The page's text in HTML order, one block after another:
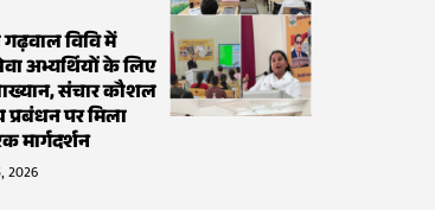
विवि में
अभ्यर्थियों के लिए
संचार कौशल
पर मिला
मार्गदर्शन
2026